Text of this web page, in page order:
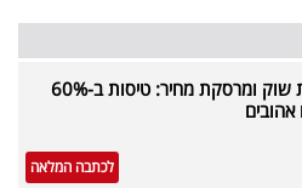
אל על שוברת שוק ומרסקת מחיר: טיסות ב-60%
לכתבה המלאה